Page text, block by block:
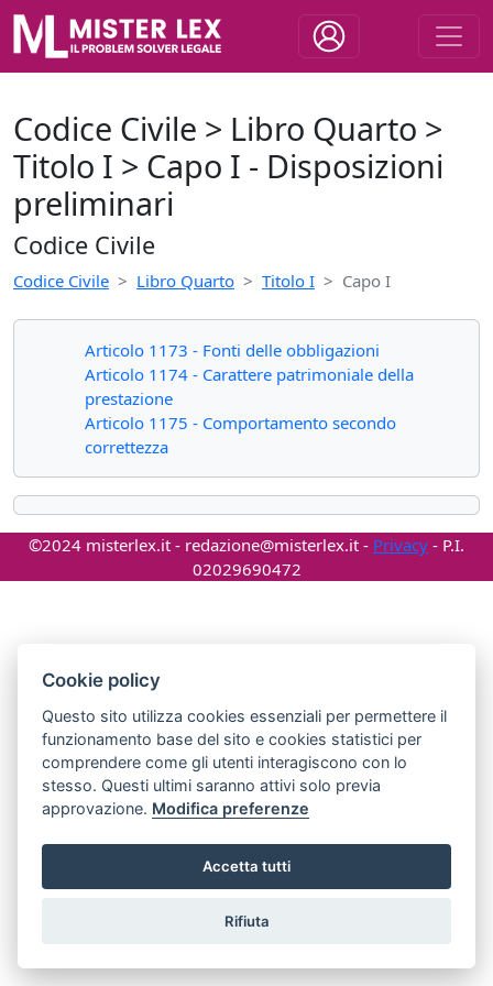
Codice Civile > Libro Quarto >
Titolo I > Capo I - Disposizioni
preliminari
Codice Civile
Codice Civile Libro Quarto Titolo I Capo I
Articolo 1173 - Fonti delle obbligazioni
Articolo 1174 - Carattere patrimoniale della
prestazione
Articolo 1175 - Comportamento secondo
correttezza
©2024 misterlex.it - redazione@misterlex.it - Privacy - P.I.
02029690472
Cookie policy
Questo sito utilizza cookies essenziali per permettere il
funzionamento base del sito e cookies statistici per
comprendere come gli utenti interagiscono con lo
stesso. Questi ultimi saranno attivi solo previa
approvazione. Modifica preferenze
Accetta tutti
Rifiuta